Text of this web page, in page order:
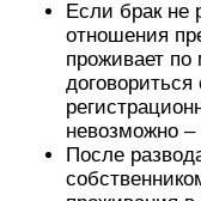
Если брак не
отношения
проживает
невозможно –
После